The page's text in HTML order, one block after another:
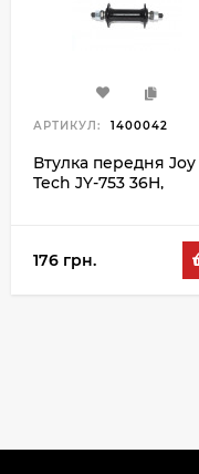
АРТИКУЛ: 1400042
Втулка передня Joy
Tech JY-753 36H,
176 грн.